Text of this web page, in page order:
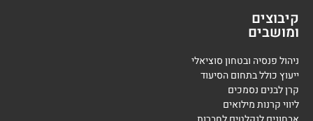
קיבוצים
ומושבים
ניהול פנסיה ובטחון סוציאלי
ייעוץ כולל בתחום הסיעוד
קרן לבנים נסמכים
ליווי קרנות מילואים